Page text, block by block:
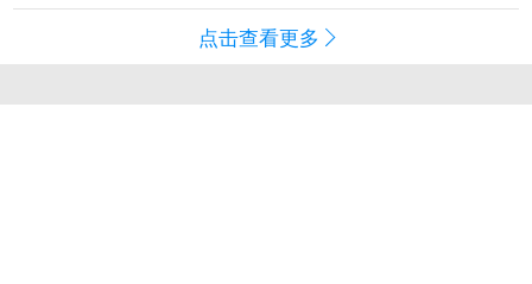
点击查看更多